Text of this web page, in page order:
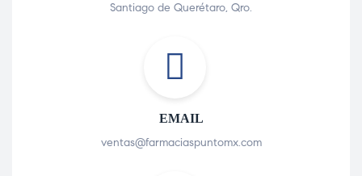
Santiago de Querétaro, Qro.
EMAIL
ventas@farmaciaspuntomx.com